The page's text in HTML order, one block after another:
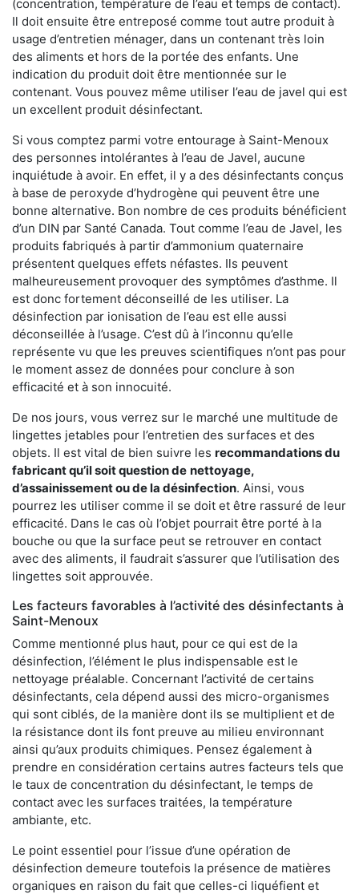
(concentration, température de l’eau et temps de contact).
Il doit ensuite être entreposé comme tout autre produit à
usage d’entretien ménager, dans un contenant très loin
des aliments et hors de la portée des enfants. Une
indication du produit doit être mentionnée sur le
contenant. Vous pouvez même utiliser l’eau de javel qui est
un excellent produit désinfectant.
Si vous comptez parmi votre entourage à Saint-Menoux
des personnes intolérantes à l’eau de Javel, aucune
inquiétude à avoir. En effet, il y a des désinfectants conçus
à base de peroxyde d’hydrogène qui peuvent être une
bonne alternative. Bon nombre de ces produits bénéficient
d’un DIN par Santé Canada. Tout comme l’eau de Javel, les
produits fabriqués à partir d’ammonium quaternaire
présentent quelques effets néfastes. Ils peuvent
malheureusement provoquer des symptômes d’asthme. Il
est donc fortement déconseillé de les utiliser. La
désinfection par ionisation de l’eau est elle aussi
déconseillée à l’usage. C’est dû à l’inconnu qu’elle
représente vu que les preuves scientifiques n’ont pas pour
le moment assez de données pour conclure à son
efficacité et à son innocuité.
De nos jours, vous verrez sur le marché une multitude de
lingettes jetables pour l’entretien des surfaces et des
objets. Il est vital de bien suivre les recommandations du
fabricant qu’il soit question de nettoyage,
d’assainissement ou de la désinfection. Ainsi, vous
pourrez les utiliser comme il se doit et être rassuré de leur
efficacité. Dans le cas où l’objet pourrait être porté à la
bouche ou que la surface peut se retrouver en contact
avec des aliments, il faudrait s’assurer que l’utilisation des
lingettes soit approuvée.
Les facteurs favorables à l’activité des désinfectants à
Saint-Menoux
Comme mentionné plus haut, pour ce qui est de la
désinfection, l’élément le plus indispensable est le
nettoyage préalable. Concernant l’activité de certains
désinfectants, cela dépend aussi des micro-organismes
qui sont ciblés, de la manière dont ils se multiplient et de
la résistance dont ils font preuve au milieu environnant
ainsi qu’aux produits chimiques. Pensez également à
prendre en considération certains autres facteurs tels que
le taux de concentration du désinfectant, le temps de
contact avec les surfaces traitées, la température
ambiante, etc.
Le point essentiel pour l’issue d’une opération de
désinfection demeure toutefois la présence de matières
organiques en raison du fait que celles-ci liquéfient et